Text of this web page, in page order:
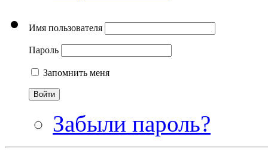
Имя пользователя
Пароль
Запомнить меня
Забыли пароль?